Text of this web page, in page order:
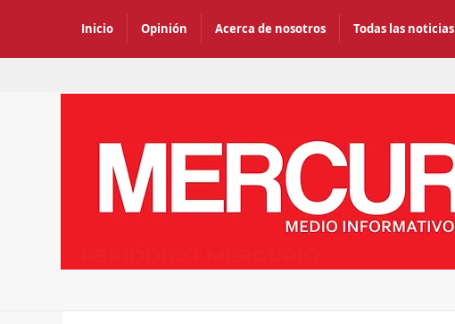
Inicio Opinión Acerca de nosotros Todas las noticias